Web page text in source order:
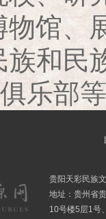
物馆、
族和
乐部
贵阳天彩民族
地址：贵州省
10号楼5层1号